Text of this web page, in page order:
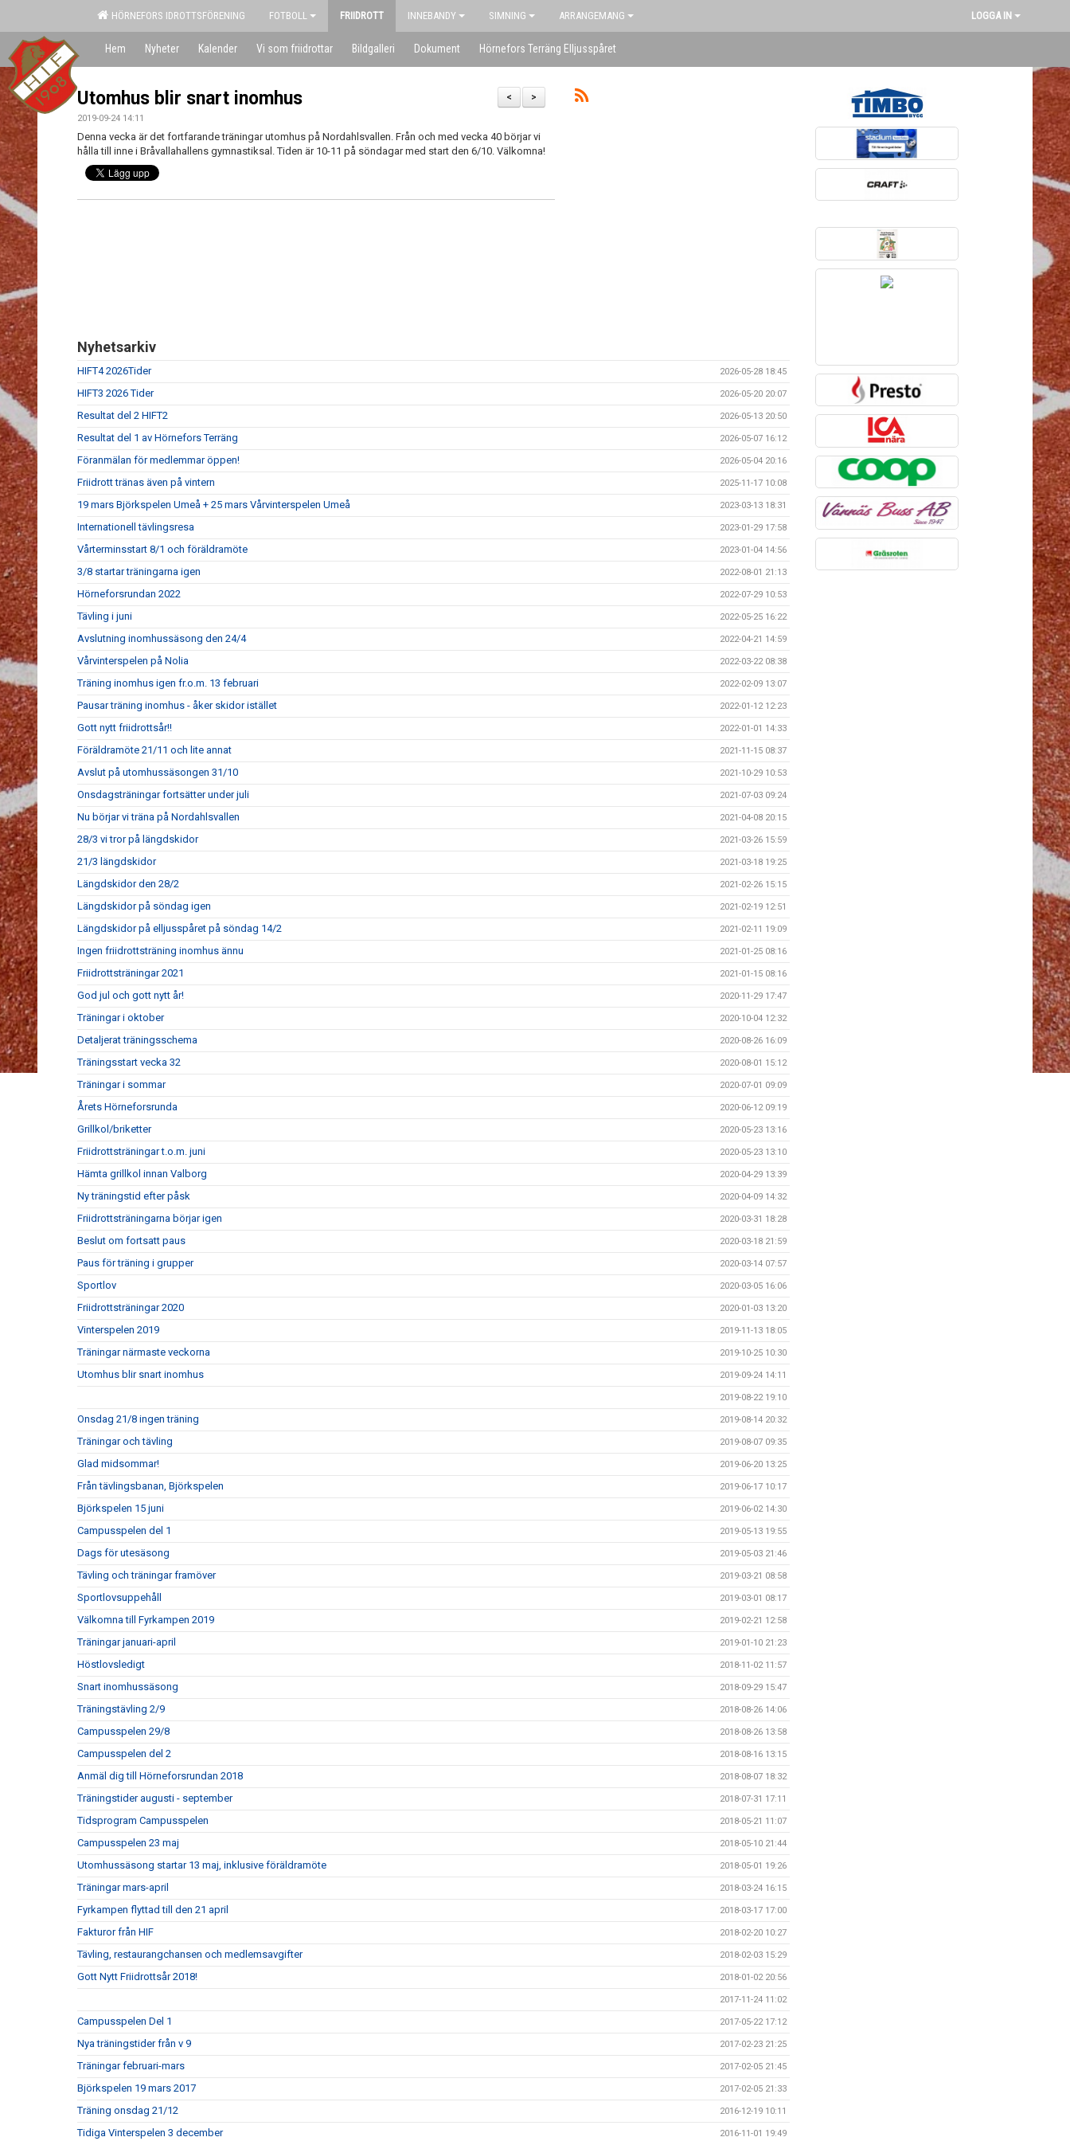
HÖRNEFORS IDROTTSFÖRENING FOTBOLL FRIIDROTT INNEBANDY SIMNING ARRANGEMANG LOGGA IN
Hem Nyheter Kalender Vi som friidrottar Bildgalleri Dokument Hörnefors Terräng Elljusspåret
>
<
Utomhus blir snart inomhus
2019-09-24 14:11
Denna vecka är det fortfarande träningar utomhus på Nordahlsvallen. Från och med vecka 40 börjar vi
hålla till inne i Bråvallahallens gymnastiksal. Tiden är 10-11 på söndagar med start den 6/10. Välkomna!
Nyhetsarkiv
HIFT4 2026Tider 2026-05-28 18:45
HIFT3 2026 Tider 2026-05-20 20:07
Resultat del 2 HIFT2 2026-05-13 20:50
Resultat del 1 av Hörnefors Terräng 2026-05-07 16:12
Föranmälan för medlemmar öppen! 2026-05-04 20:16
Friidrott tränas även på vintern 2025-11-17 10:08
19 mars Björkspelen Umeå + 25 mars Vårvinterspelen Umeå 2023-03-13 18:31
Internationell tävlingsresa 2023-01-29 17:58
Vårterminsstart 8/1 och föräldramöte 2023-01-04 14:56
3/8 startar träningarna igen 2022-08-01 21:13
Hörneforsrundan 2022 2022-07-29 10:53
Tävling i juni 2022-05-25 16:22
Avslutning inomhussäsong den 24/4 2022-04-21 14:59
Vårvinterspelen på Nolia 2022-03-22 08:38
Träning inomhus igen fr.o.m. 13 februari 2022-02-09 13:07
Pausar träning inomhus - åker skidor istället 2022-01-12 12:23
Gott nytt friidrottsår!! 2022-01-01 14:33
Föräldramöte 21/11 och lite annat 2021-11-15 08:37
Avslut på utomhussäsongen 31/10 2021-10-29 10:53
Onsdagsträningar fortsätter under juli 2021-07-03 09:24
Nu börjar vi träna på Nordahlsvallen 2021-04-08 20:15
28/3 vi tror på längdskidor 2021-03-26 15:59
21/3 längdskidor 2021-03-18 19:25
Längdskidor den 28/2 2021-02-26 15:15
Längdskidor på söndag igen 2021-02-19 12:51
Längdskidor på elljusspåret på söndag 14/2 2021-02-11 19:09
Ingen friidrottsträning inomhus ännu 2021-01-25 08:16
Friidrottsträningar 2021 2021-01-15 08:16
God jul och gott nytt år! 2020-11-29 17:47
Träningar i oktober 2020-10-04 12:32
Detaljerat träningsschema 2020-08-26 16:09
Träningsstart vecka 32 2020-08-01 15:12
Träningar i sommar 2020-07-01 09:09
Årets Hörneforsrunda 2020-06-12 09:19
Grillkol/briketter 2020-05-23 13:16
Friidrottsträningar t.o.m. juni 2020-05-23 13:10
Hämta grillkol innan Valborg 2020-04-29 13:39
Ny träningstid efter påsk 2020-04-09 14:32
Friidrottsträningarna börjar igen 2020-03-31 18:28
Beslut om fortsatt paus 2020-03-18 21:59
Paus för träning i grupper 2020-03-14 07:57
Sportlov 2020-03-05 16:06
Friidrottsträningar 2020 2020-01-03 13:20
Vinterspelen 2019 2019-11-13 18:05
Träningar närmaste veckorna 2019-10-25 10:30
Utomhus blir snart inomhus 2019-09-24 14:11
2019-08-22 19:10
Onsdag 21/8 ingen träning 2019-08-14 20:32
Träningar och tävling 2019-08-07 09:35
Glad midsommar! 2019-06-20 13:25
Från tävlingsbanan, Björkspelen 2019-06-17 10:17
Björkspelen 15 juni 2019-06-02 14:30
Campusspelen del 1 2019-05-13 19:55
Dags för utesäsong 2019-05-03 21:46
Tävling och träningar framöver 2019-03-21 08:58
Sportlovsuppehåll 2019-03-01 08:17
Välkomna till Fyrkampen 2019 2019-02-21 12:58
Träningar januari-april 2019-01-10 21:23
Höstlovsledigt 2018-11-02 11:57
Snart inomhussäsong 2018-09-29 15:47
Träningstävling 2/9 2018-08-26 14:06
Campusspelen 29/8 2018-08-26 13:58
Campusspelen del 2 2018-08-16 13:15
Anmäl dig till Hörneforsrundan 2018 2018-08-07 18:32
Träningstider augusti - september 2018-07-31 17:11
Tidsprogram Campusspelen 2018-05-21 11:07
Campusspelen 23 maj 2018-05-10 21:44
Utomhussäsong startar 13 maj, inklusive föräldramöte 2018-05-01 19:26
Träningar mars-april 2018-03-24 16:15
Fyrkampen flyttad till den 21 april 2018-03-17 17:00
Fakturor från HIF 2018-02-20 10:27
Tävling, restaurangchansen och medlemsavgifter 2018-02-03 15:29
Gott Nytt Friidrottsår 2018! 2018-01-02 20:56
2017-11-24 11:02
Campusspelen Del 1 2017-05-22 17:12
Nya träningstider från v 9 2017-02-23 21:25
Träningar februari-mars 2017-02-05 21:45
Björkspelen 19 mars 2017 2017-02-05 21:33
Träning onsdag 21/12 2016-12-19 10:11
Tidiga Vinterspelen 3 december 2016-11-01 19:49